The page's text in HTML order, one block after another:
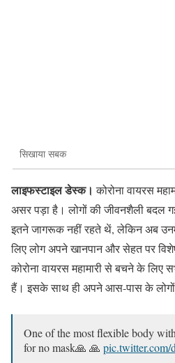
सिखाया सबक
लाइफस्टाइल डेस्क। कोरोना वायरस
असर पड़ा है। लोगों की जीवनशैली बदल
इतने जागरूक नहीं रहते थें, लेकिन अब
लिए लोग अपने खानपान और सेहत पर
कोरोना वायरस महामारी से बचने के लिए
हैं। इसके साथ ही अपने आस-पास के
One of the most flexible body
for no mask🙏 🙏 pic.twitter.com/